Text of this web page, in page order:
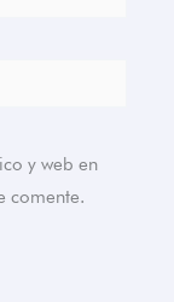
y web en
comente.